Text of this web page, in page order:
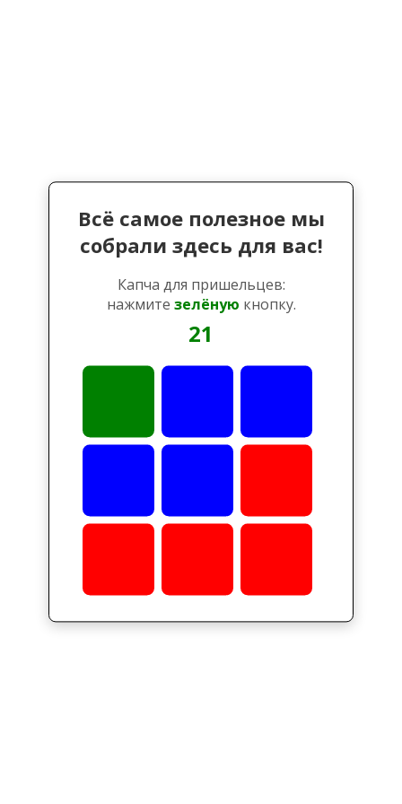
Всё самое полезное мы
собрали здесь для вас!
Капча для пришельцев:
нажмите зелёную кнопку.
21